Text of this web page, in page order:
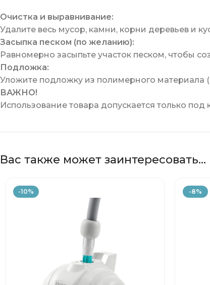
Очистка и выравнивание:
Удалите весь мусор, камни, корни деревьев и
Засыпка песком (по желанию):
Равномерно засыпьте участок песком, чтобы
Подложка:
Уложите подложку из полимерного материала
ВАЖНО!
Использование товара допускается только
Вас также может заинтересовать…
-10% -8%